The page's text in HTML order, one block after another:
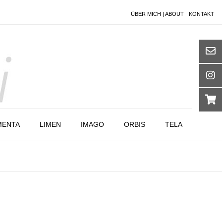
ÜBER MICH | ABOUT KONTAKT
LIMEN IMAGO ORBIS TELA